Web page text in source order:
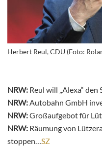
Herbert Reul, CDU (Foto:
NRW: Reul will „Alexa“ den
NRW: Autobahn GmbH
NRW:Großaufgebot für
NRW: Räumung von
stoppen… SZ